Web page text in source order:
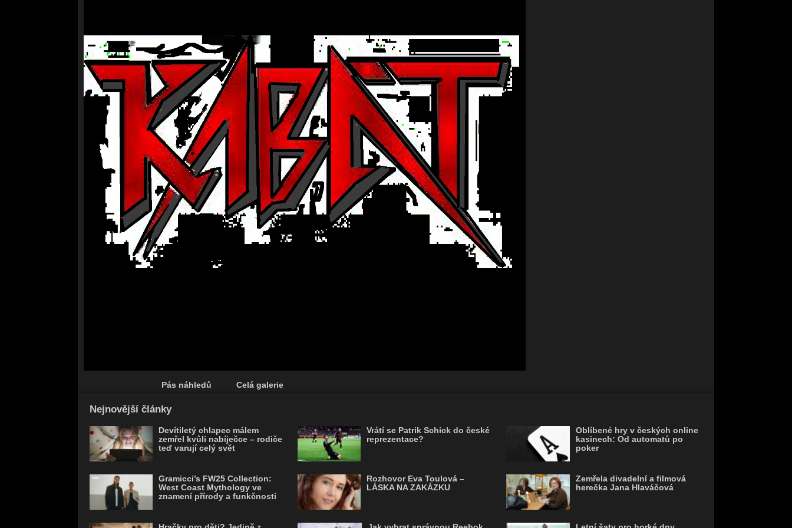
Pás náhledů Celá galerie
Nejnovější články
Devítiletý chlapec málem
zemřel kvůli nabíječce – rodiče
teď varují celý svět
Gramicci’s FW25 Collection:
West Coast Mythology ve
znamení přírody a funkčnosti
Vrátí se Patrik Schick do české
reprezentace?
Rozhovor Eva Toulová –
LÁSKA NA ZAKÁZKU
Oblíbené hry v českých online
kasinech: Od automatů po
poker
Zemřela divadelní a filmová
herečka Jana Hlaváčová